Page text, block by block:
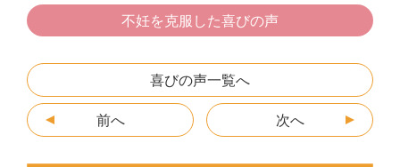
e
b
o
o
k
er n
a
s
e
n
g
er
l
不妊を克服した喜びの声
喜びの声一覧へ
前へ 次へ